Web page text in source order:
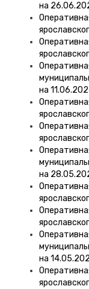
на
на
на
на